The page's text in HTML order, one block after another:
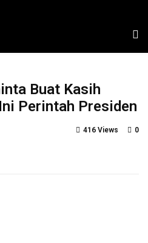
Buat Kasih
Perintah Presiden
0
416 Views